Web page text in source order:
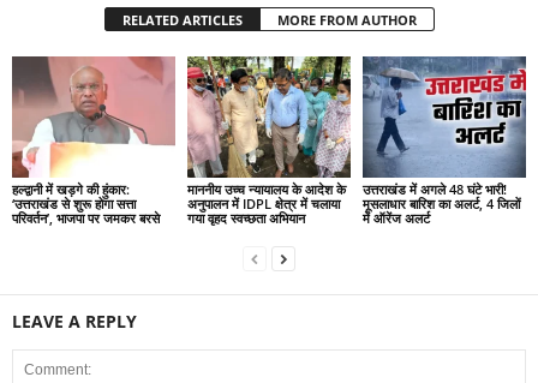
RELATED ARTICLES MORE FROM AUTHOR
हल्द्वानी में खड़गे की हुंकार:
‘उत्तराखंड से शुरू होगा सत्ता
परिवर्तन’, भाजपा पर जमकर बरसे
माननीय उच्च न्यायालय के आदेश के
अनुपालन में IDPL क्षेत्र में चलाया
गया वृहद स्वच्छता अभियान
उत्तराखंड में अगले 48 घंटे भारी!
मूसलाधार बारिश का अलर्ट, 4 जिलों
में ऑरेंज अलर्ट
LEAVE A REPLY